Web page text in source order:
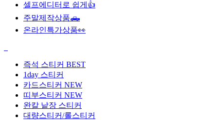
셀프에디터로 쉽게👍
주말제작상품🛻
온라인특가상품👀
즉석 스티커 BEST
1day 스티커
카드스티커 NEW
띠부스티커 NEW
완칼 낱장 스티커
대량스티커/롤스티커